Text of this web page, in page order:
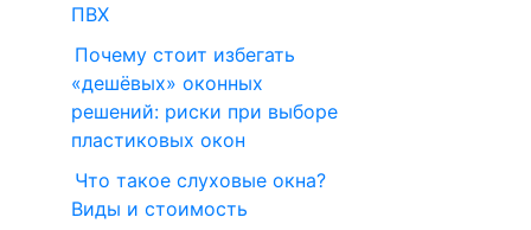
ПВХ
Почему стоит избегать
«дешёвых» оконных
решений: риски при выборе
пластиковых окон
Что такое слуховые окна?
Виды и стоимость